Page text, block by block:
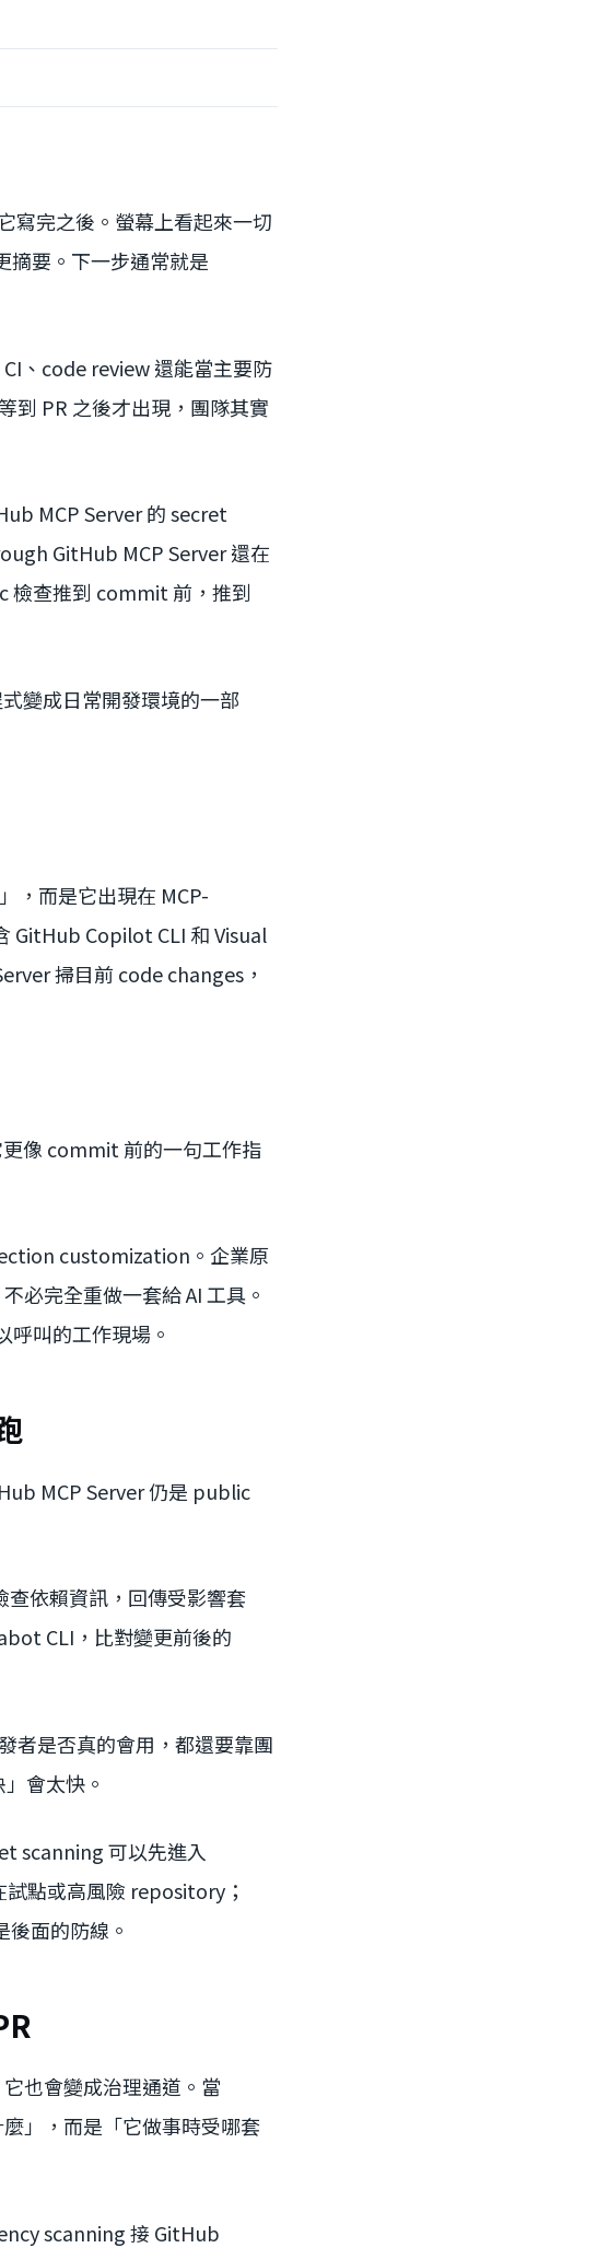
寫完之後。螢幕上看起來一切
摘要。下一步通常就是
、code review 還能當主要防
到 PR 之後才出現，團隊其實
MCP Server 的 secret
GitHub MCP Server 還在
檢查推到 commit 前，推到
變成日常開發環境的一部
，而是它出現在 MCP-
GitHub Copilot CLI 和 Visual
掃目前 code changes，
像 commit 前的一句工作指
customization。企業原
必完全重做一套給 AI 工具。
叫的工作現場。
MCP Server 仍是 public
依賴資訊，回傳受影響套
CLI，比對變更前後的
者是否真的會用，都還要靠團
會太快。
scanning 可以先進入
點或高風險 repository；
面的防線。
也會變成治理通道。當
」，而是「它做事時受哪套
scanning 接 GitHub